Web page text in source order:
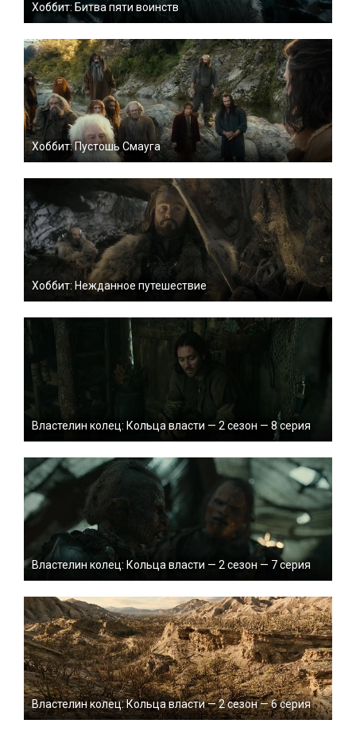
Хоббит: Битва пяти воинств
Хоббит: Пустошь Смауга
Хоббит: Нежданное путешествие
Властелин колец: Кольца власти — 2 сезон — 8 серия
Властелин колец: Кольца власти — 2 сезон — 7 серия
Властелин колец: Кольца власти — 2 сезон — 6 серия